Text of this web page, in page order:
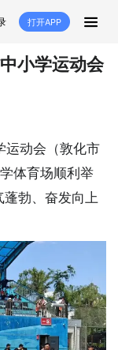
打开APP
县市
小学运动会
运动会（敦化市
体育场顺利举
勃、奋发向上